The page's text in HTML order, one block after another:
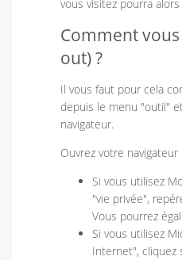
vous visitez pourra
Comment
out) ?
Il vous faut pour cela
depuis le menu "outil"
navigateur.
Ouvrez votre
Si vous utilisez
"vie privée",
Vous pourrez
Si vous utilisez
Internet", cliquez